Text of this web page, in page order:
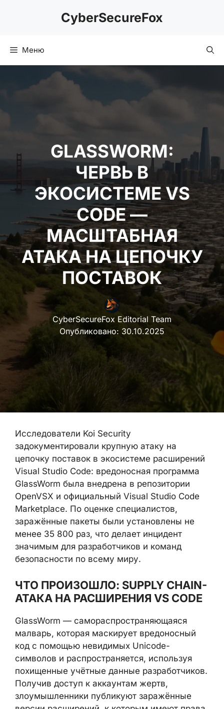
CyberSecureFox
Меню
GLASSWORM:
ЧЕРВЬ В
ЭКОСИСТЕМЕ VS
CODE —
МАСШТАБНАЯ
АТАКА НА ЦЕПОЧКУ
ПОСТАВОК
CyberSecureFox Editorial Team
Опубликовано: 30.10.2025
Исследователи Koi Security
задокументировали крупную атаку на
цепочку поставок в экосистеме расширений
Visual Studio Code: вредоносная программа
GlassWorm была внедрена в репозитории
OpenVSX и официальный Visual Studio Code
Marketplace. По оценке специалистов,
заражённые пакеты были установлены не
менее 35 800 раз, что делает инцидент
значимым для разработчиков и команд
безопасности по всему миру.
ЧТО ПРОИЗОШЛО: SUPPLY CHAIN-
АТАКA НА РАСШИРЕНИЯ VS CODE
GlassWorm — самораспространяющаяся
малварь, которая маскирует вредоносный
код с помощью невидимых Unicode-
символов и распространяется, используя
похищенные учётные данные разработчиков.
Получив доступ к аккаунтам жертв,
злоумышленники публикуют заражённые